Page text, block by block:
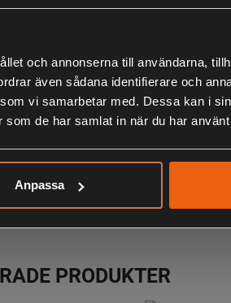
och annonserna till användarna,
även sådana identifierare och
vi samarbetar med. Dessa kan i
de har samlat in när du har
Anpassa
PRODUKTER
TILLSAMMANS
OCKSÅ TITTAT PÅ
PRODUKTER